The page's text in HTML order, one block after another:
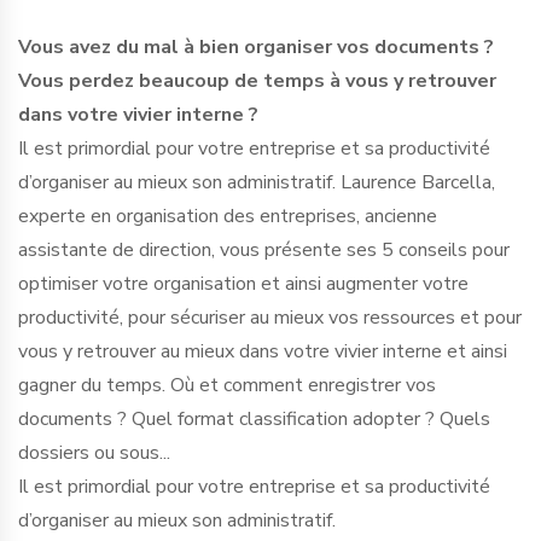
Vous avez du mal à bien organiser vos documents ?
Vous perdez beaucoup de temps à vous y retrouver
dans votre vivier interne ?
Il est primordial pour votre entreprise et sa productivité
d’organiser au mieux son administratif. Laurence Barcella,
experte en organisation des entreprises, ancienne
assistante de direction, vous présente ses 5 conseils pour
optimiser votre organisation et ainsi augmenter votre
productivité, pour sécuriser au mieux vos ressources et pour
vous y retrouver au mieux dans votre vivier interne et ainsi
gagner du temps. Où et comment enregistrer vos
documents ? Quel format classification adopter ? Quels
dossiers ou sous...
Il est primordial pour votre entreprise et sa productivité
d’organiser au mieux son administratif.